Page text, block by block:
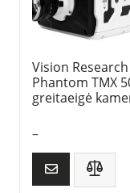
Vision Research
Phantom TMX
greitaeigė
–